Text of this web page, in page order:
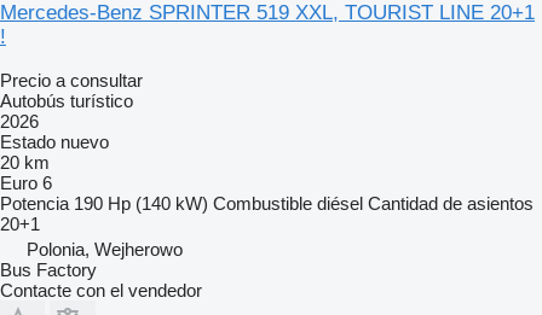
Mercedes-Benz SPRINTER 519 XXL, TOURIST LINE 20+1
!
Precio a consultar
Autobús turístico
2026
Estado nuevo
20 km
Euro 6
Potencia 190 Hp (140 kW) Combustible diésel Cantidad de asientos
20+1
Polonia, Wejherowo
Bus Factory
Contacte con el vendedor